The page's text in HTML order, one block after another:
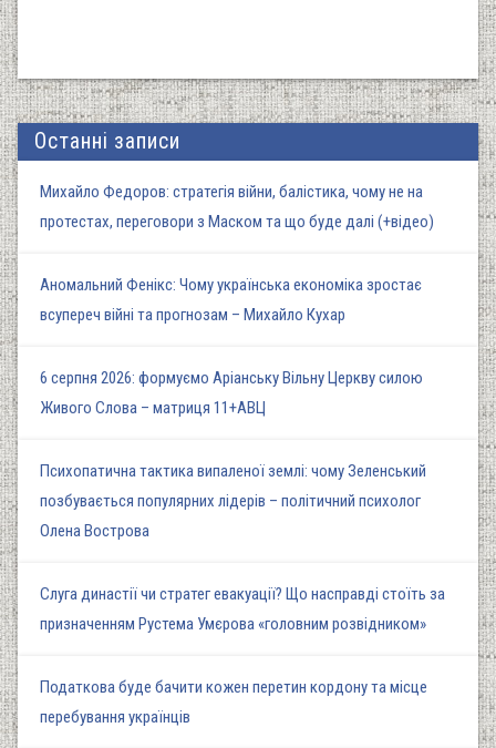
Останні записи
Михайло Федоров: стратегія війни, балістика, чому не на
протестах, переговори з Маском та що буде далі (+відео)
Аномальний Фенікс: Чому українська економіка зростає
всупереч війні та прогнозам – Михайло Кухар
6 серпня 2026: формуємо Аріанську Вільну Церкву силою
Живого Слова – матриця 11+АВЦ
Психопатична тактика випаленої землі: чому Зеленський
позбувається популярних лідерів – політичний психолог
Олена Вострова
Слуга династії чи стратег евакуації? Що насправді стоїть за
призначенням Рустема Умєрова «головним розвідником»
Податкова буде бачити кожен перетин кордону та місце
перебування українців